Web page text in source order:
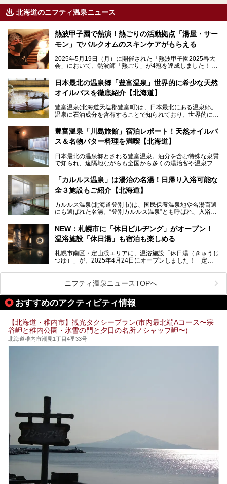
北海道のニフティ温泉ニュース
熱波甲子園で熱演！熱ごりの活動拠点「湯屋・サー
モン」でバルクオムのスキンケアがもらえる
2025年5月19日（月）に開催された「熱波甲子園2025春大
会」において、熱波師「熱ごり」が4冠を達成しました！
動拠点である北海道の銭湯「湯屋・サーモン」にて、メンズ
スキンケアブランド バルクオムの「ONE DAY KIT」を数量
限定でプレゼントいたします。
で、ぜひお試しください。※6月13日配布開始、なくなり次
第終了
───
提供元：株式会社バルクオム【PR】
この記事は株式会社バルクオム商品のPR記事です。
日本最北の温泉郷「豊富温泉」世界的に希少な天然
オイルバスを徹底紹介【北海道】
豊富温泉(北海道天塩郡豊富町)は、日本最北にある温泉郷。
温泉に石油成分を含有することで知られており、世界的にも
に特効があると言われ、遠隔地ながらも全国から湯治・療養
目的で多くの人々が訪れます。
地体験し、独自の視点で豊富温泉の“天然オイルバス”をレポ
ート。温泉地概要や日帰り入浴施設をはじめ、宿泊施設・ア
豊富温泉「川島旅館」宿泊レポート！天然オイルバ
ス＆名物バター料理を満喫【北海道】
日本最北の温泉郷とされる豊富温泉。油分を含む特殊な泉質
で知られ、遠隔地ながらも全国から多くの湯治客や温泉ファ
「川島旅館」は、豊富温泉の開湯当初から営業する老舗旅
館。とりわけ温泉の良さと名物のバター料理に定評があり、
の温泉や料理をはじめ、パブリックスペース・客室など宿の
全貌を徹底的にご紹介します！
「カルルス温泉」は湯治の名湯！日帰り入浴可能な
全３施設もご紹介【北海道】
カルルス温泉(北海道登別市)は、国民保養温泉地や名湯百選
にも選ばれた名湯。“登別カルルス温泉”とも呼ばれ、入浴剤
豊かな登別温泉とは対照的な存在で、今も湯治場的な要素が
残る閑静な温泉地です。
地体験し、カルルス温泉をご紹介。温泉地の概要や泉質解説
をはじめ、日帰り入浴可能な全３施設の紹介・周辺観光・ア
NEW：札幌市に「休日ビルヂング」がオープン！
温浴施設「休日湯」も宿泊も楽しめる
札幌市南区・定山渓エリアに、温浴施設「休日湯（きゅうじ
つゆ）」が、2025年4月24日にオープンしました！ 定山
この施設は、温泉・サウナの「休日湯」・ラウンジの「THE
LOUNGE DAYOF」・グルメ「休日洋麺店」・ホテル「エク
スクラメーションホテル」で構成された、まさに大人の癒し
空間。
今回は、そんな「休日ビルヂング」の魅力を5つのポイント
ニフティ温泉ニュースTOPへ
おすすめのアクティビティ情報
【北海道・稚内市】観光タクシープラン(市内最北端Aコース〜宗
谷岬と稚内公園・氷雪の門と夕日の名所ノシャップ岬〜)
北海道稚内市潮見1丁目4番33号